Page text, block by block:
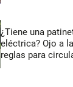
¿Tiene una
eléctrica? Ojo a
reglas para